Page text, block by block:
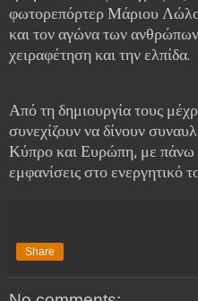
φωτορεπόρτερ Μάριου
και τον αγώνα των ανθρώπων
χειραφέτηση και την ελπίδα.
Από τη δημιουργία τους
συνεχίζουν να δίνουν
Κύπρο και Ευρώπη, με πάνω
εμφανίσεις στο ενεργητικό
Share